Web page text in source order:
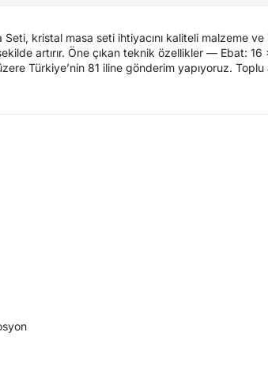
kristal masa seti ihtiyacını kaliteli malzeme
artırır. Öne çıkan teknik özellikler — Ebat: 16
Türkiye’nin 81 iline gönderim yapıyoruz.